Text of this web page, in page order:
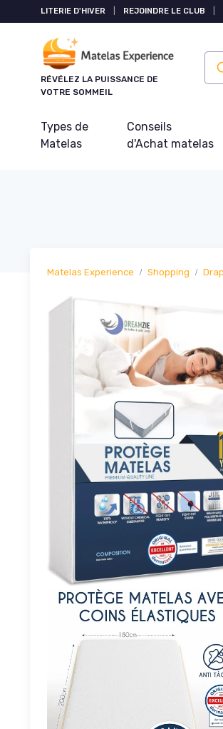
LITERIE D'HIVER REJOINDRE LE CLUB
RÉVÉLEZ LA PUISSANCE DE
VOTRE SOMMEIL
Types de
Matelas
Conseils
d'Achat matelas
Matelas Experience Shopping
Panneau de gestion des cookies